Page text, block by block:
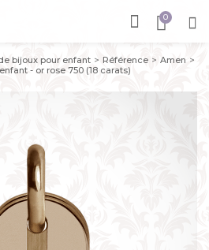
bijoux pour enfant Référence
Amen
- or rose 750 (18 carats)